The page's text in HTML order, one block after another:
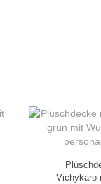
Vichykaro